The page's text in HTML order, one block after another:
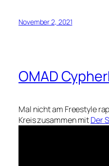
November 2, 2021
OMAD
Mal nicht am Freestyle
Kreis zusammen mitDer